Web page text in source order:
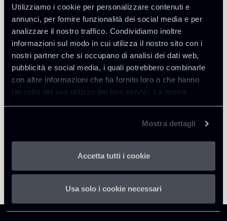
Utilizziamo i cookie per personalizzare contenuti e
annunci, per fornire funzionalità dei social media e per
analizzare il nostro traffico. Condividiamo inoltre
informazioni sul modo in cui utilizza il nostro sito con i
nostri partner che si occupano di analisi dei dati web,
pubblicità e social media, i quali potrebbero combinarle
con altre informazioni che ha fornito loro o che hanno
raccolto dal suo utilizzo dei loro servizi. La nostra
informativa privacy è disponibilequi.
Mostra dettagli
Accetta tutti i cookie
Usa solo i cookie necessari
Torna agli Insights
SENIOR ASSOCIATE
Alessandro Aniello
SEDI
Roma
Scopri il professionista